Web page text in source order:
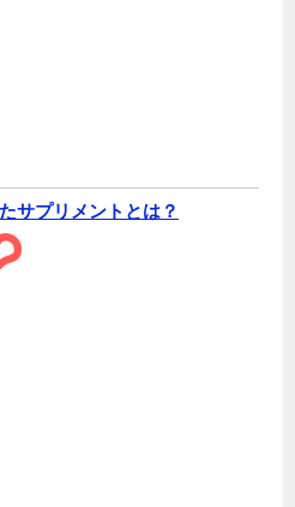
サプリメントとは？